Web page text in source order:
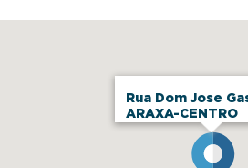
Rua Dom Jose
ARAXA-CENTRO